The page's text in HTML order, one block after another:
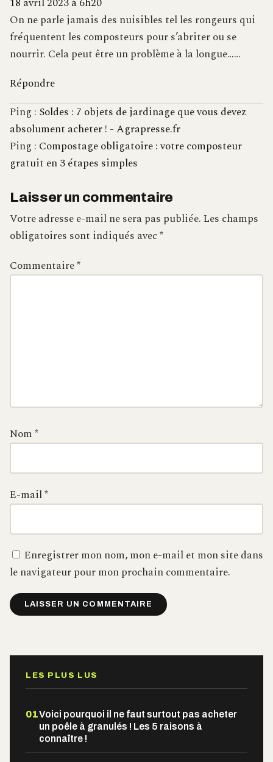
On ne parle jamais des nuisibles tel les rongeurs qui
fréquentent les composteurs pour s’abriter ou se
nourrir. Cela peut être un problème à la longue……
Répondre
Ping : Soldes : 7 objets de jardinage que vous devez
absolument acheter ! - Agrapresse.fr
Ping : Compostage obligatoire : votre composteur
gratuit en 3 étapes simples
Laisser un commentaire
Votre adresse e-mail ne sera pas publiée.Les champs
obligatoires sont indiqués avec*
Commentaire*
Nom*
E-mail*
Enregistrer mon nom, mon e-mail et mon site dans
le navigateur pour mon prochain commentaire.
LES PLUS LUS
01Voici pourquoi il ne faut surtout pas acheter
un poêle à granulés ! Les 5 raisons à
connaître !